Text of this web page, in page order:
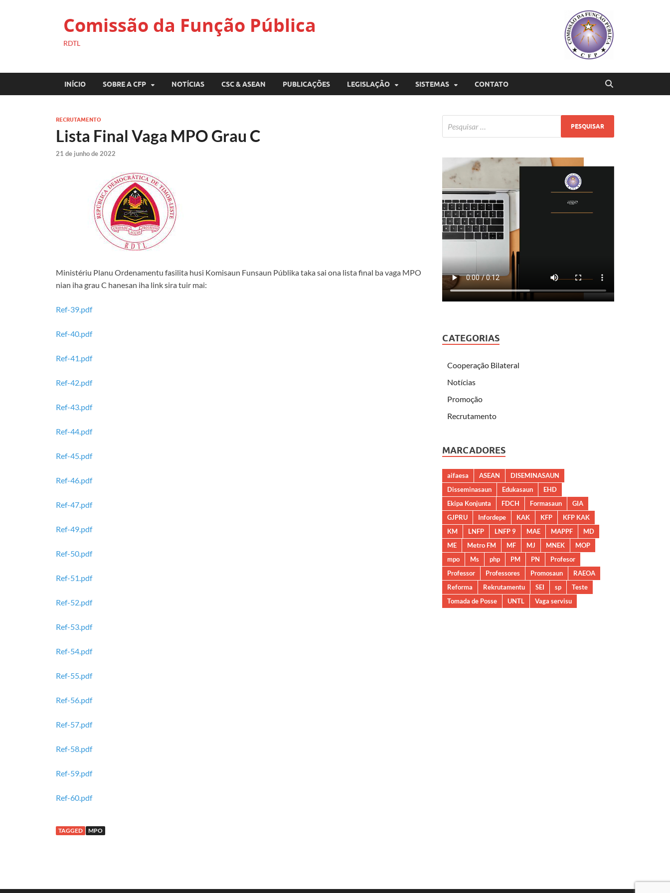
Comissão da Função Pública
RDTL
INÍCIO SOBRE A CFP NOTÍCIAS CSC & ASEAN PUBLICAÇÕES LEGISLAÇÃO SISTEMAS CONTATO
RECRUTAMENTO
Lista Final Vaga MPO Grau C
21 de junho de 2022
Ministériu Planu Ordenamentu fasilita husi Komisaun Funsaun Públika taka sai ona lista final ba vaga MPO
nian iha grau C hanesan iha link sira tuir mai:
Ref-39.pdf
Ref-40.pdf
Ref-41.pdf
Ref-42.pdf
Ref-43.pdf
Ref-44.pdf
Ref-45.pdf
Ref-46.pdf
Ref-47.pdf
Ref-49.pdf
Ref-50.pdf
Ref-51.pdf
Ref-52.pdf
Ref-53.pdf
Ref-54.pdf
Ref-55.pdf
Ref-56.pdf
Ref-57.pdf
Ref-58.pdf
Ref-59.pdf
Ref-60.pdf
TAGGED MPO
CATEGORIAS
Cooperação Bilateral
Notícias
Promoção
Recrutamento
MARCADORES
aifaesa ASEAN
DISEMINASAUN
Disseminasaun
Edukasaun
EHD
Ekipa Konjunta
FDCH Formasaun
GIA
GJPRU
Infordepe KAK KFP
KFP KAK
KM
LNFP LNFP 9 MAE MAPPF
MD
ME
Metro FM MF MJ MNEK
MOP
mpo
Ms php PM PN
Profesor
Professor
Professores Promosaun
RAEOA
Reforma
Rekrutamentu SEI sp
Teste
Tomada de Posse
UNTL Vaga servisu